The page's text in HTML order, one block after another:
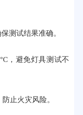
测试结果准确。
，避免灯具测试不
止火灾风险。